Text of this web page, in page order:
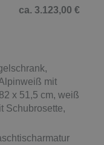
ca. 3.123,00 €
mit
x 51,5 cm, weiß
Schubrosette,